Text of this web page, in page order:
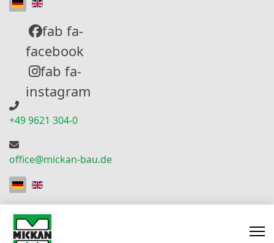
fab fa-
facebook
fab fa-
instagram
+49 9621 304-0
office@mickan-bau.de
Sprache auswählen